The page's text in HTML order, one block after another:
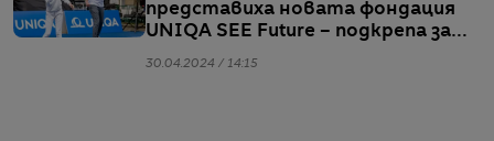
представиха новата фондация
UNIQA SEE Future – подкрепа за
30.04.2024 / 14:15